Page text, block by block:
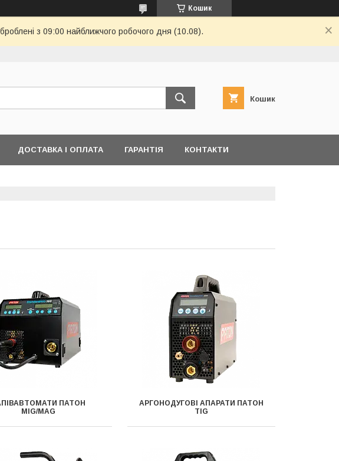
Кошик
з 09:00 найближчого робочого дня (10.08).
Кошик
ДОСТАВКА І ОПЛАТА ГАРАНТІЯ КОНТАКТИ
ПАТОН
MIG/MAG
АРГОНОДУГОВІ АПАРАТИ ПАТОН
TIG